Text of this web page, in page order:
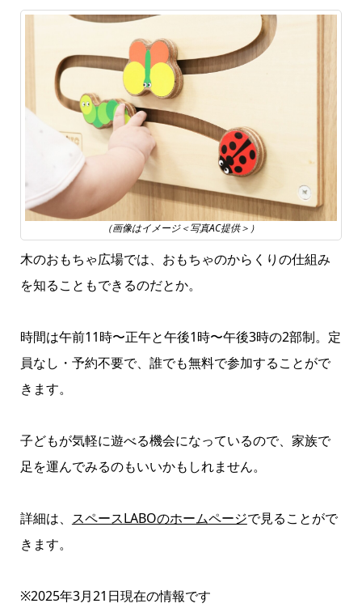
（画像はイメージ＜写真AC提供＞）
木のおもちゃ広場では、おもちゃのからくりの仕組み
を知ることもできるのだとか。
時間は午前11時〜正午と午後1時〜午後3時の2部制。定
員なし・予約不要で、誰でも無料で参加することがで
きます。
子どもが気軽に遊べる機会になっているので、家族で
足を運んでみるのもいいかもしれません。
詳細は、 スペースLABOのホームページで見ることがで
きます。
※2025年3月21日現在の情報です